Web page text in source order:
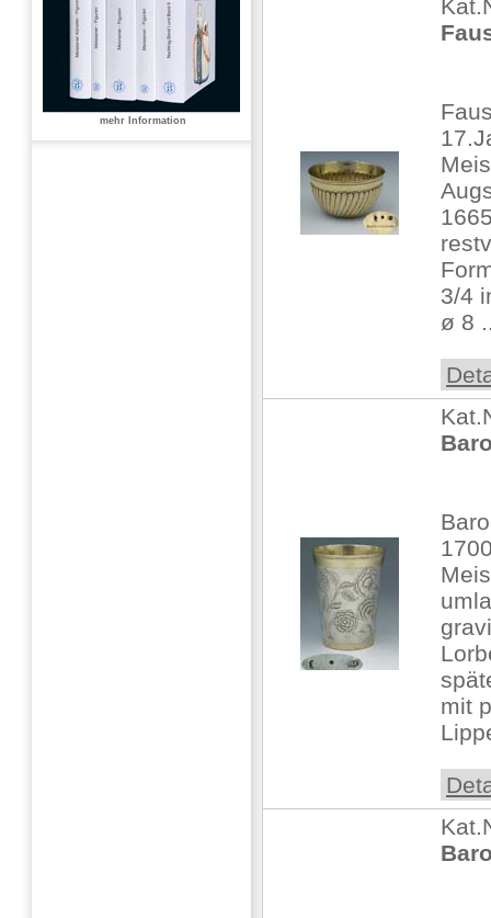
mehr Information
3/4
ø 8
mit